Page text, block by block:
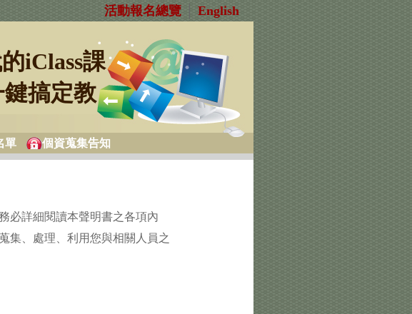
活動報名總覽 English
iClass課
搞定教
單 個資蒐集告知
必詳細閱讀本聲明書之各項內
集、處理、利用您與相關人員之